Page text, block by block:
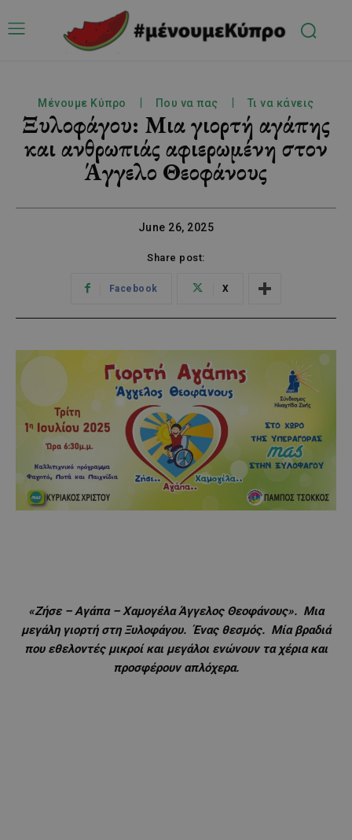
Μένουμε Κύπρο Που να πας Τι να κάνεις
Ξυλοφάγου: Μια γιορτή αγάπης
και ανθρωπιάς αφιερωμένη στον
Άγγελο Θεοφάνους
June 26, 2025
Share post:
Facebook X
«Ζήσε – Αγάπα – Χαμογέλα Άγγελος Θεοφάνους». Μια
μεγάλη γιορτή στη Ξυλοφάγου. Ένας θεσμός. Μία βραδιά
που εθελοντές μικροί και μεγάλοι ενώνουν τα χέρια και
προσφέρουν απλόχερα.